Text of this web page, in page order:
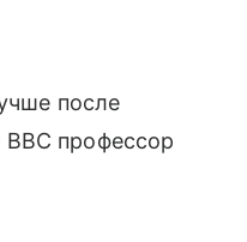
после
профессор